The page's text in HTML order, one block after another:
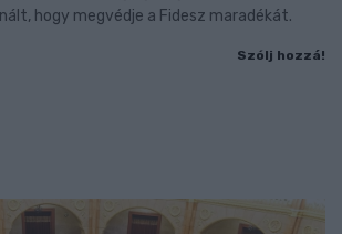
hogy megvédje a Fidesz maradékát.
Szólj hozzá!